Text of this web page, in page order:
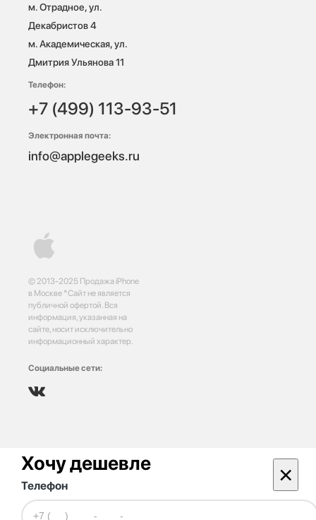
© 2013-2025 Продажа iPhone
в Москве *Сайт не является
публичной офертой. Вся
информация, указанная на
сайте, носит исключительно
информационный характер.
Социальные сети:
м. Отрадное, ул.
Декабристов 4
м. Академическая, ул.
Дмитрия Ульянова 11
Телефон:
+7 (499) 113-93-51
Электронная почта:
info@applegeeks.ru
Хочу дешевле ×
Телефон